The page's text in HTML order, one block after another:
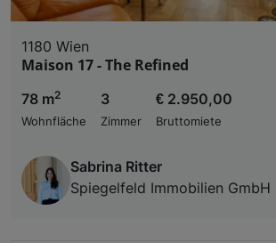
1180 Wien
Maison 17 - The Refined
78 m2
Wohnfläche
3
Zimmer
€ 2.950,00
Bruttomiete
Sabrina Ritter
Spiegelfeld Immobilien GmbH